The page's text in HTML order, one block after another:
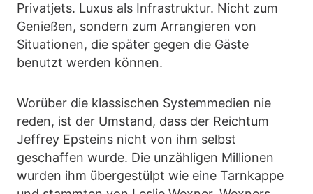
Privatjets. Luxus als Infrastruktur. Nicht zum
Genießen, sondern zum Arrangieren von
Situationen, die später gegen die Gäste
benutzt werden können.
Worüber die klassischen Systemmedien nie
reden, ist der Umstand, dass der Reichtum
Jeffrey Epsteins nicht von ihm selbst
geschaffen wurde. Die unzähligen Millionen
wurden ihm übergestülpt wie eine Tarnkappe